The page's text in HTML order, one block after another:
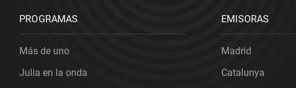
PROGRAMAS
Más de uno
Julia en la onda
EMISORAS
Madrid
Catalunya